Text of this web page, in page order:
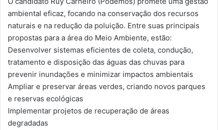
ambiental eficaz, focando na conservação dos recursos
naturais e na redução da poluição. Entre suas principais
propostas para a área do Meio Ambiente, estão:
Desenvolver sistemas eficientes de coleta, condução,
tratamento e disposição das águas das chuvas para
prevenir inundações e minimizar impactos ambientais
Ampliar e preservar áreas verdes, criando novos parques
e reservas ecológicas
Implementar projetos de recuperação de áreas
degradadas